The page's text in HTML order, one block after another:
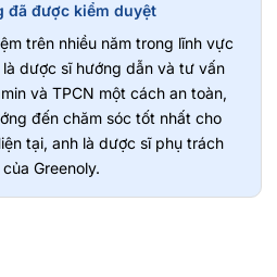
đã được kiểm duyệt
trên nhiều năm trong lĩnh vực
là dược sĩ hướng dẫn và tư vấn
và TPCN một cách an toàn,
đến chăm sóc tốt nhất cho
tại, anh là dược sĩ phụ trách
Greenoly.